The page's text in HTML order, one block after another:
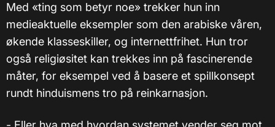
Med «ting som betyr noe» trekker hun inn
medieaktuelle eksempler som den arabiske våren,
økende klasseskiller, og internettfrihet. Hun tror
også religiøsitet kan trekkes inn på fascinerende
måter, for eksempel ved å basere et spillkonsept
rundt hinduismens tro på reinkarnasjon.